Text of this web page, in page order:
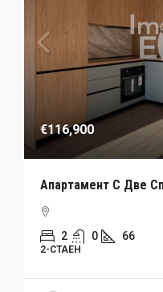
€116,900
Апартамент С Две
2 0 66
2-СТАЕН